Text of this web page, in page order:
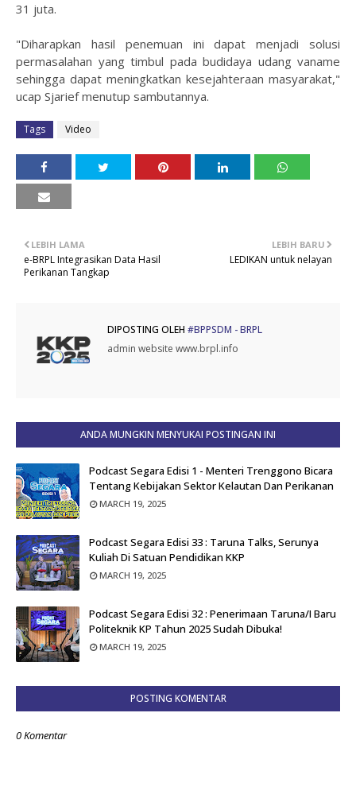
31 juta.
"Diharapkan hasil penemuan ini dapat menjadi solusi
permasalahan yang timbul pada budidaya udang vaname
sehingga dapat meningkatkan kesejahteraan masyarakat,"
ucap Sjarief menutup sambutannya.
Tags Video
LEBIH BARU
LEDIKAN untuk nelayan
LEBIH LAMA
e-BRPL Integrasikan Data Hasil
Perikanan Tangkap
DIPOSTING OLEH #BPPSDM - BRPL
admin website www.brpl.info
ANDA MUNGKIN MENYUKAI POSTINGAN INI
Podcast Segara Edisi 1 - Menteri Trenggono Bicara
Tentang Kebijakan Sektor Kelautan Dan Perikanan
MARCH 19, 2025
Podcast Segara Edisi 33 : Taruna Talks, Serunya
Kuliah Di Satuan Pendidikan KKP
MARCH 19, 2025
Podcast Segara Edisi 32 : Penerimaan Taruna/i Baru
Politeknik KP Tahun 2025 Sudah Dibuka!
MARCH 19, 2025
POSTING KOMENTAR
0 Komentar